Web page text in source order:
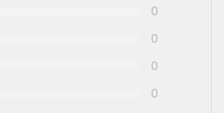
0
0
0
0